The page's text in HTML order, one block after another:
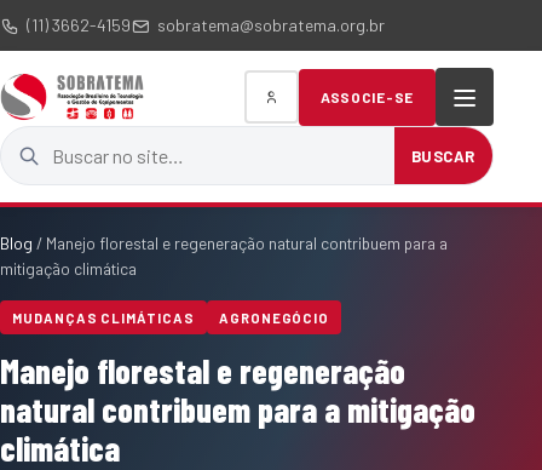
(11) 3662-4159 sobratema@sobratema.org.br
Buscar no site
BUSCAR
ASSOCIE-SE
Blog / Manejo florestal e regeneração natural contribuem para a
mitigação climática
MUDANÇAS CLIMÁTICAS AGRONEGÓCIO
Manejo florestal e regeneração
natural contribuem para a mitigação
climática